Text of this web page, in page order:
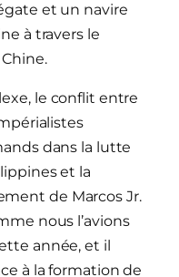
et un navire
à travers le
le conflit entre
dans la lutte
et la
de Marcos Jr.
nous l’avions
année, et il
à la formation de